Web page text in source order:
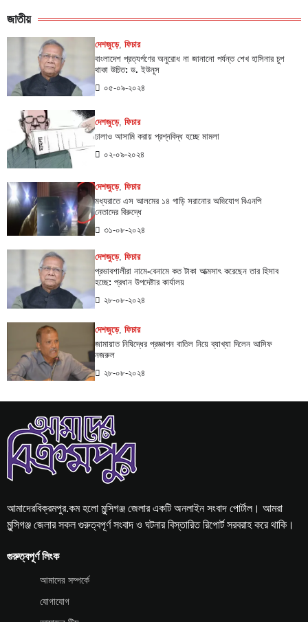
জাতীয়
দেশজুড়ে,ফিচার
বাংলাদেশ প্রত্যর্পণের অনুরোধ না জানানো পর্যন্ত শেখ হাসিনার চুপ
থাকা উচিত: ড. ইউনূস
০৫-০৯-২০২৪
দেশজুড়ে,ফিচার
ঢালাও আসামি করায় প্রশ্নবিদ্ধ হচ্ছে মামলা
০২-০৯-২০২৪
দেশজুড়ে,ফিচার
মধ্যরাতে এস আলমের ১৪ গাড়ি সরানোর অভিযোগ বিএনপি
নেতাদের বিরুদ্ধে
৩১-০৮-২০২৪
দেশজুড়ে,ফিচার
প্রভাবশালীরা নামে-বেনামে কত টাকা আত্মসাৎ করেছেন তার হিসাব
হচ্ছে: প্রধান উপদেষ্টার কার্যালয়
২৮-০৮-২০২৪
দেশজুড়ে,ফিচার
জামায়াত নিষিদ্ধের প্রজ্ঞাপন বাতিল নিয়ে ব্যাখ্যা দিলেন আসিফ
নজরুল
২৮-০৮-২০২৪
আমাদেরবিক্রমপুর.কম হলো মুন্সিগঞ্জ জেলার একটি অনলাইন সংবাদ পোর্টাল। আমরা
মুন্সিগঞ্জ জেলার সকল গুরুত্বপূর্ণ সংবাদ ও ঘটনার বিস্তারিত রিপোর্ট সরবরাহ করে থাকি।
গুরুত্বপূর্ণ লিংক
আমাদের সম্পর্কে
যোগাযোগ